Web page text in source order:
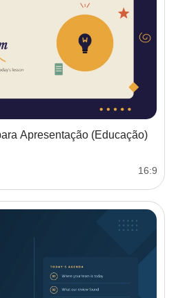
Apresentação (Educação)
16:9